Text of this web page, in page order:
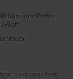
Surround Power
Set"